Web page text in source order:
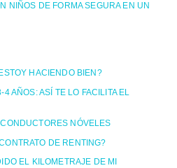
NIÑOS DE FORMA SEGURA EN UN
HACIENDO BIEN?
AÑOS: ASÍ TE LO FACILITA EL
NÓVELES
DE RENTING?
EL KILOMETRAJE DE MI